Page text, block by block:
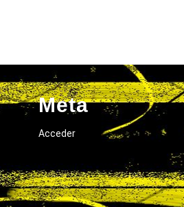
Meta
Acceder